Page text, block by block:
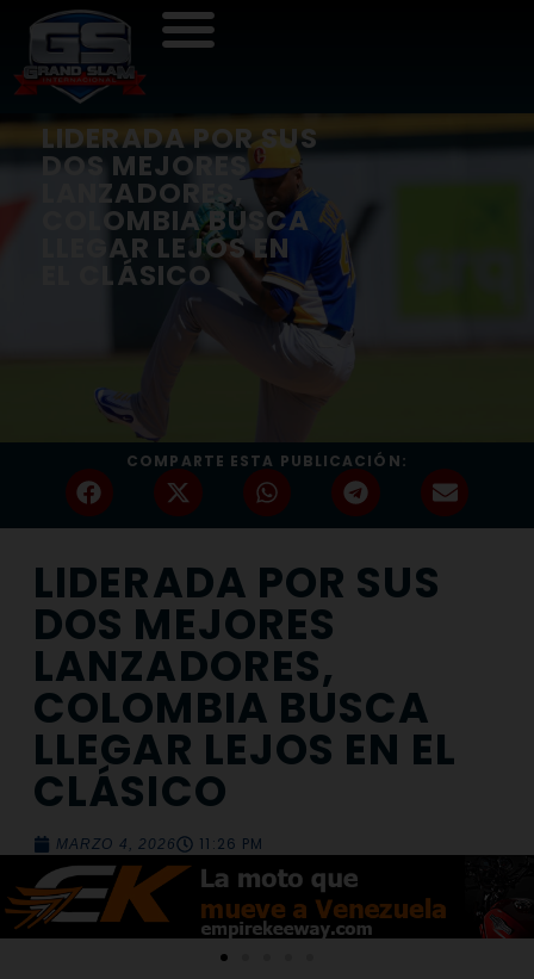
LIDERADA POR SUS
DOS MEJORES
LANZADORES,
COLOMBIA BUSCA
LLEGAR LEJOS EN
EL CLÁSICO
COMPARTE ESTA PUBLICACIÓN:
LIDERADA POR SUS
DOS MEJORES
LANZADORES,
COLOMBIA BUSCA
LLEGAR LEJOS EN EL
CLÁSICO
MARZO 4, 2026 11:26 PM